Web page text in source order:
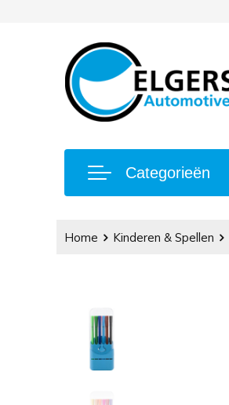
Categorieën
Home Kinderen & Spellen